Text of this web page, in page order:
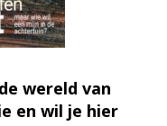
wereld van
en wil je hier